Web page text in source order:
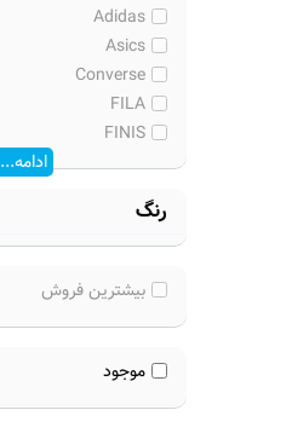
Adidas
Asics
Converse
FILA
FINIS
ادامه...
رنگ
بیشترین فروش
موجود